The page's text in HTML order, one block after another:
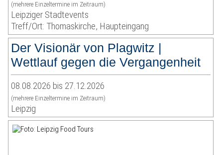
(mehrere Einzeltermine im Zeitraum)
Leipziger Stadtevents
Treff/Ort: Thomaskirche, Haupteingang
Der Visionär von Plagwitz |
Wettlauf gegen die Vergangenheit
08.08.2026 bis 27.12.2026
(mehrere Einzeltermine im Zeitraum)
Leipzig